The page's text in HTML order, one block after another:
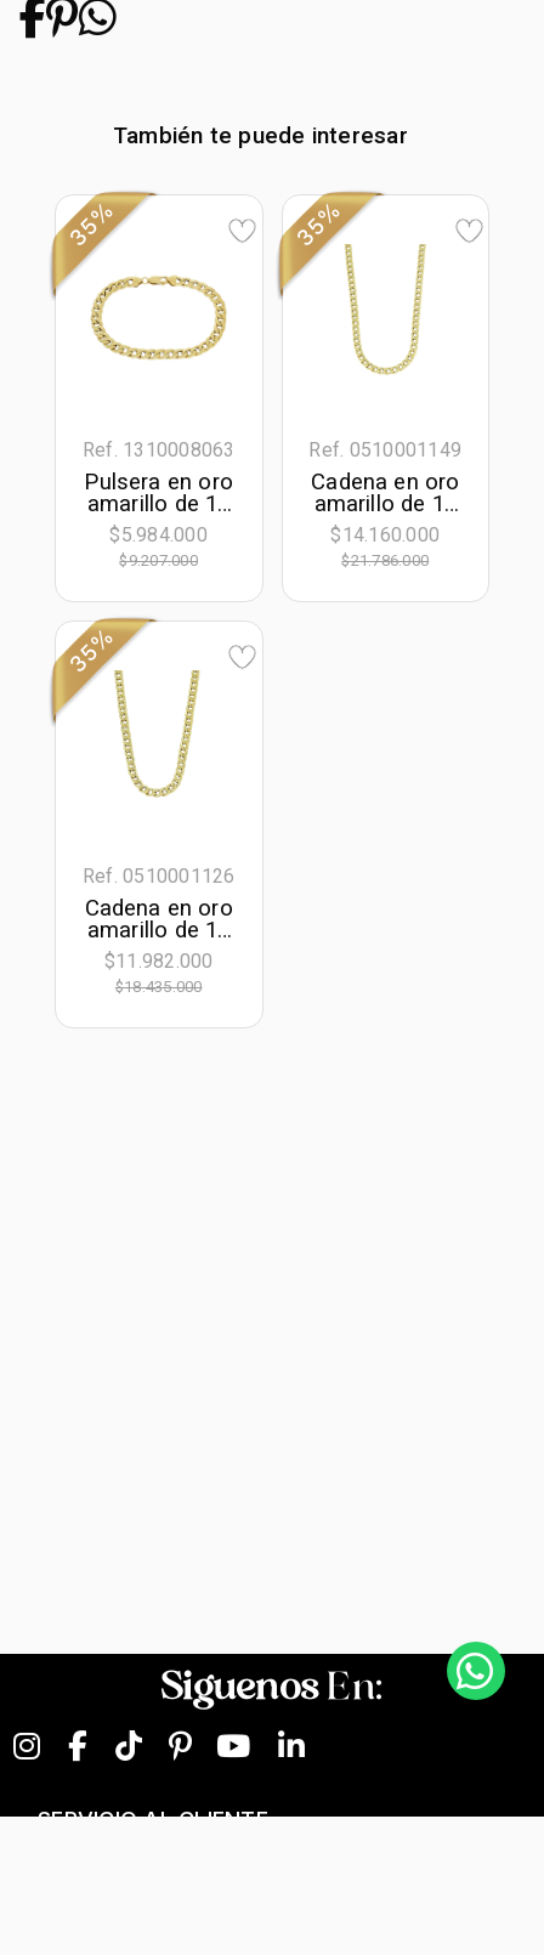
También te puede interesar
35%
Ref. 1310008063
Pulsera en oro
amarillo de 18
Kilates, 21 cm.
de largo, 6.50
mm. de ancho
$5.984.000
$9.207.000
35%
Ref. 0510001149
Cadena en oro
amarillo de 18
Kilates,
Grumette, 60
cm. de largo,
$14.160.000
$21.786.000
35%
Ref. 0510001126
Cadena en oro
amarillo de 18
Kilates,
Grumette, 50
cm. de largo,
$11.982.000
$18.435.000
SiguenosEn:
SERVICIO AL CLIENTE